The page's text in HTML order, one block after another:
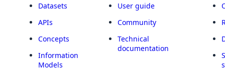
Datasets
APIs
Concepts
Information
Models
User guide
Community
Technical
documentation